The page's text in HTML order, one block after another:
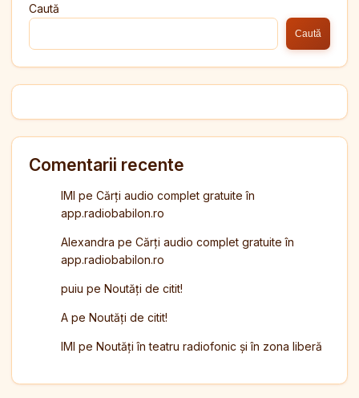
Caută
Caută
Comentarii recente
IMI pe Cărți audio complet gratuite în
app.radiobabilon.ro
Alexandra pe Cărți audio complet gratuite în
app.radiobabilon.ro
puiu pe Noutăți de citit!
A pe Noutăți de citit!
IMI pe Noutăți în teatru radiofonic și în zona liberă